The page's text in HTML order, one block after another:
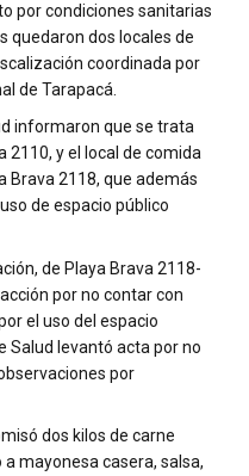
por condiciones sanitarias
quedaron dos locales de
coordinada por
de Tarapacá.
informaron que se trata
2110, y el local de comida
Brava 2118, que además
de espacio público
de Playa Brava 2118-
por no contar con
el uso del espacio
Salud levantó acta por no
por
dos kilos de carne
mayonesa casera, salsa,